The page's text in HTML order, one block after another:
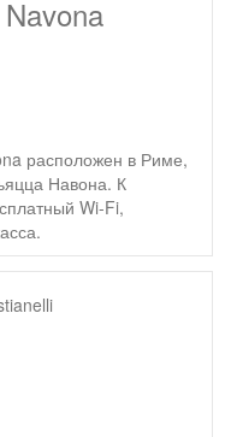
расположен в Риме,
Навона. К
Wi-Fi,